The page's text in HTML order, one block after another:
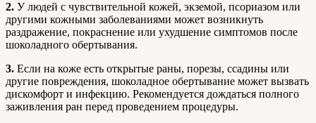
2. У людей с чувствительной кожей, экземой, псориазом или
другими кожными заболеваниями может возникнуть
раздражение, покраснение или ухудшение симптомов после
шоколадного обертывания.
3. Если на коже есть открытые раны, порезы, ссадины или
другие повреждения, шоколадное обертывание может вызвать
дискомфорт и инфекцию. Рекомендуется дождаться полного
заживления ран перед проведением процедуры.